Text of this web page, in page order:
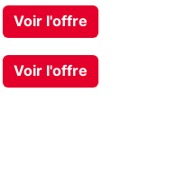
Voir l'offre
Voir l'offre